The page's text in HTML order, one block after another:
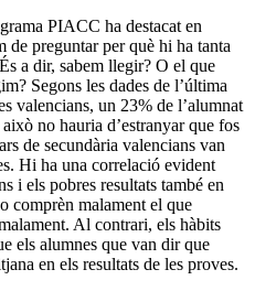
PIACC ha destacat en
de preguntar per què hi ha tanta
a dir, sabem llegir? O el que
Segons les dades de l’última
valencians, un 23% de l’alumnat
no hauria d’estranyar que fos
de secundària valencians van
Hi ha una correlació evident
i els pobres resultats també en
comprèn malament el que
Al contrari, els hàbits
els alumnes que van dir que
en els resultats de les proves.